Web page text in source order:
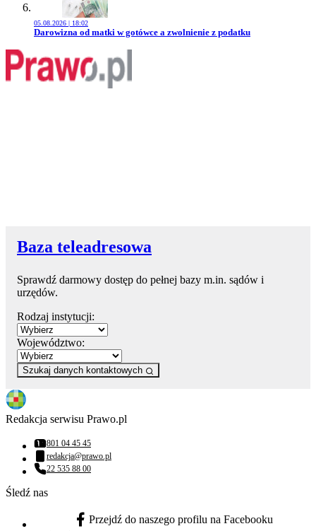
05.08.2026 | 18:02
Przejdź do artykułu:
Darowizna od matki w gotówce a zwolnienie z podatku
Baza teleadresowa
Sprawdź darmowy dostęp do pełnej bazy m.in. sądów i
urzędów.
Rodzaj instytucji:
Województwo:
Szukaj danych kontaktowych
Redakcja serwisu Prawo.pl
Numer telefonu:
801 04 45 45
Adres email:
redakcja@prawo.pl
Numer telefonu:
22 535 88 00
Śledź nas
facebook - otwiera się w nowej karcie
Przejdź do naszego profilu na Facebooku